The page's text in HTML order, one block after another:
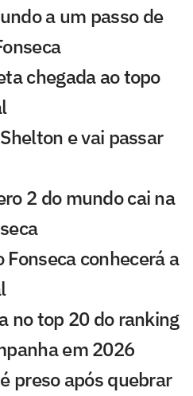
a um passo de
chegada ao topo
e vai passar
2 do mundo cai na
Fonseca conhecerá a
no top 20 do ranking
em 2026
preso após quebrar